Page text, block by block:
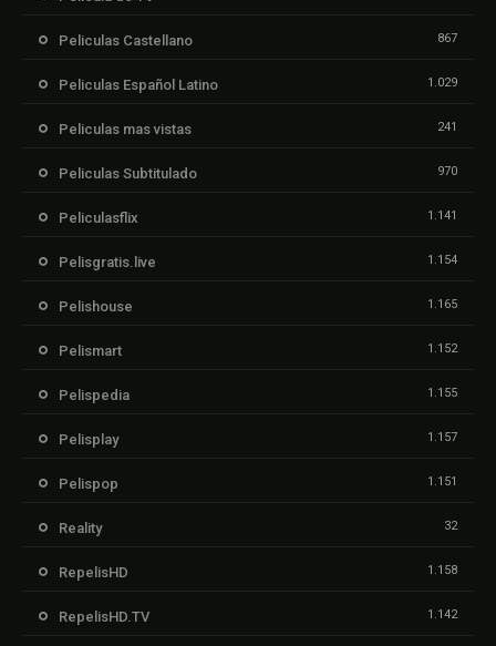
Peliculas Castellano 867
Peliculas Español Latino 1.029
Peliculas mas vistas 241
Peliculas Subtitulado 970
Peliculasflix 1.141
Pelisgratis.live 1.154
Pelishouse 1.165
Pelismart 1.152
Pelispedia 1.155
Pelisplay 1.157
Pelispop 1.151
Reality 32
RepelisHD 1.158
RepelisHD.TV 1.142